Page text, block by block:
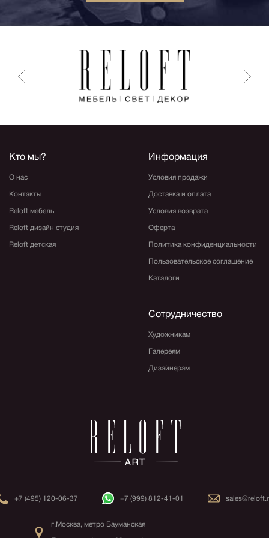
Кто мы?
О нас
Контакты
Reloft мебель
Reloft дизайн студия
Reloft детская
Информация
Условия продажи
Доставка и оплата
Условия возврата
Оферта
Политика конфиденциальности
Пользовательское соглашение
Каталоги
Сотрудничество
Художникам
Галереям
Дизайнерам
+7 (495) 120-06-37 +7 (999) 812-41-01
г.Москва, метро Бауманская